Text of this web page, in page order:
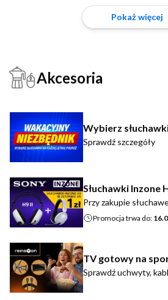
Pokaż więcej
Akcesoria
Wybierz
Sprawdź szczegóły
Słuchawki Inzone
Przy zakupie
Promocja trwa do:
TV gotowy na
Sprawdź uchwyty,